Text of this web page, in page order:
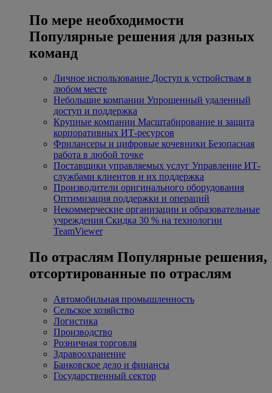
По мере необходимости
Популярные решения для разных
команд
Личное использование Доступ к устройствам в
любом месте
Небольшие компании Упрощенный удаленный
доступ и поддержка
Крупные компании Масштабирование и защита
корпоративных ИТ-ресурсов
Фрилансеры и цифровые кочевники Безопасная
работа в любой точке
Поставщики управляемых услуг Управление ИТ-
службами клиентов и их поддержка
Производители оригинального оборудования
Оптимизация поддержки и операций
Некоммерческие организации и образовательные
учреждения Скидка 30 % на технологии
TeamViewer
По отраслям Популярные решения,
отсортированные по отраслям
Автомобильная промышленность
Сельское хозяйство
Логистика
Производство
Розничная торговля
Здравоохранение
Банковское дело и финансы
Государственный сектор